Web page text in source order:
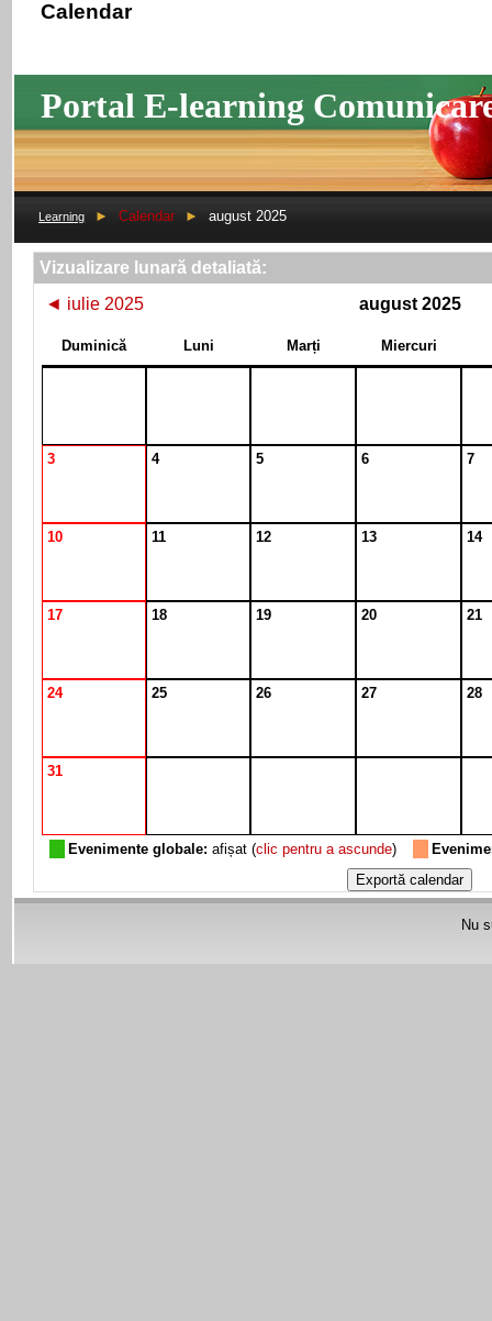
Calendar
Portal E-learning
Learning ► Calendar ► august 2025
Vizualizare lunară detaliată:
◄ iulie 2025 august 2025
Duminică Luni Marți Miercuri
3 4 5 6 7
10 11 12 13 14
17 18 19 20 21
24 25 26 27 28
31
Evenimente globale: afișat (clic pentru a ascunde)
Nu